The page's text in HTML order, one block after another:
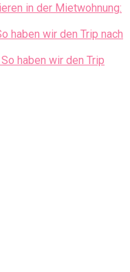
in der Mietwohnung:
haben wir den Trip nach
haben wir den Trip